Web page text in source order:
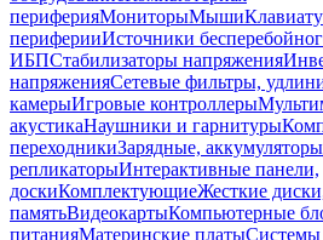
периферияМониторыМыши
периферииИсточники
ИБПСтабилизаторы напряжения
напряженияСетевые фильтры,
камерыИгровые контроллеры
акустикаНаушники и гарнитуры
переходникиЗарядные, аккумуляторы
репликаторыИнтерактивные панели,
доскиКомплектующиеЖесткие
памятьВидеокартыКомпьютерные
питанияМатеринские платыСистемы